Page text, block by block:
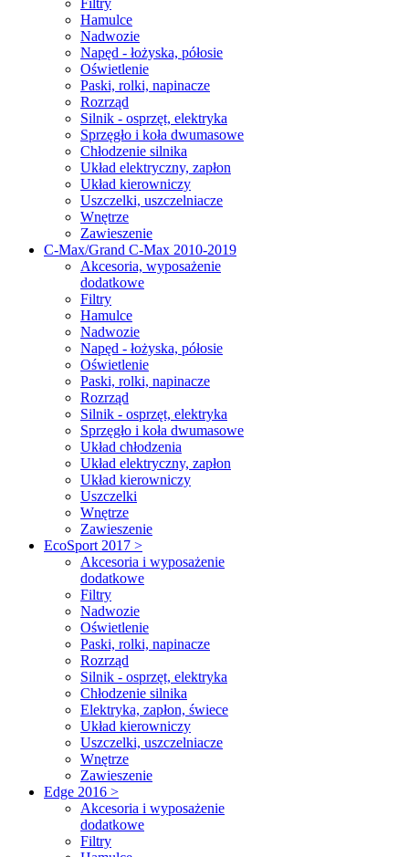
Filtry
Hamulce
Nadwozie
Napęd - łożyska, półosie
Oświetlenie
Paski, rolki, napinacze
Rozrząd
Silnik - osprzęt, elektryka
Sprzęgło i koła dwumasowe
Chłodzenie silnika
Układ elektryczny, zapłon
Układ kierowniczy
Uszczelki, uszczelniacze
Wnętrze
Zawieszenie
C-Max/Grand C-Max 2010-2019
Akcesoria, wyposażenie
dodatkowe
Filtry
Hamulce
Nadwozie
Napęd - łożyska, półosie
Oświetlenie
Paski, rolki, napinacze
Rozrząd
Silnik - osprzęt, elektryka
Sprzęgło i koła dwumasowe
Układ chłodzenia
Układ elektryczny, zapłon
Układ kierowniczy
Uszczelki
Wnętrze
Zawieszenie
EcoSport 2017 >
Akcesoria i wyposażenie
dodatkowe
Filtry
Nadwozie
Oświetlenie
Paski, rolki, napinacze
Rozrząd
Silnik - osprzęt, elektryka
Chłodzenie silnika
Elektryka, zapłon, świece
Układ kierowniczy
Uszczelki, uszczelniacze
Wnętrze
Zawieszenie
Edge 2016 >
Akcesoria i wyposażenie
dodatkowe
Filtry